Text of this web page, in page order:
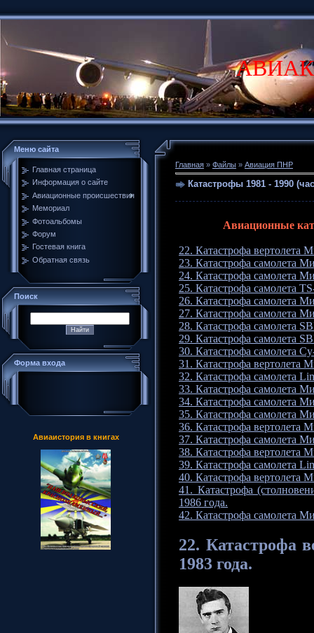
Меню сайта
Главная страница
Информация о сайте
Авиационные происшествия
Мемориал
Фотоальбомы
Форум
Гостевая книга
Обратная связь
Поиск
Форма входа
Авиаистория в книгах
Главная » Файлы » Авиация ПНР
Катастрофы 1981 - 1990
Авиационные
22. Катастрофа
23. Катастрофа самолета
24. Катастрофа самолета
25. Катастрофа самолета
26. Катастрофа самолета
27. Катастрофа самолета
28. Катастрофа самолета
29. Катастрофа самолета
30. Катастрофа самолета
31. Катастрофа вертолета
32. Катастрофа самолета
33. Катастрофа самолета
34. Катастрофа самолета
35. Катастрофа самолета
36. Катастрофа вертолета
37. Катастрофа самолета
38. Катастрофа вертолета
39. Катастрофа самолета
40. Катастрофа вертолета
41. Катастрофа
1986 года.
42. Катастрофа самолета
22. Катастрофа
1983 года.